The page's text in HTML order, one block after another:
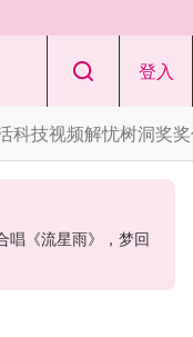
登入
科技视频解忧树洞奖
演绎JANNABI歌曲
真相终究会浮出水
唱《流星雨》，梦回